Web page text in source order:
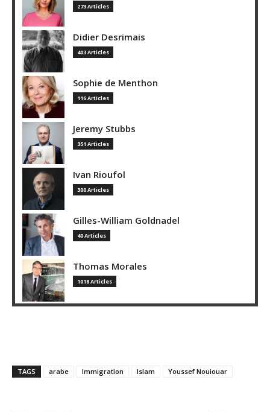
273 Articles
Didier Desrimais
403 Articles
Sophie de Menthon
116 Articles
Jeremy Stubbs
351 Articles
Ivan Rioufol
300 Articles
Gilles-William Goldnadel
40 Articles
Thomas Morales
1018 Articles
TAGS arabe Immigration Islam Youssef Nouiouar